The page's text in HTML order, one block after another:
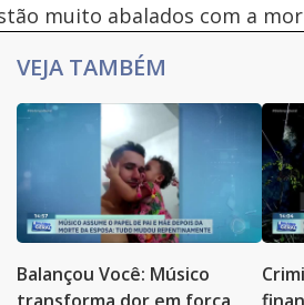
muito abalados com a
VEJA TAMBÉM
Balançou Você: Músico